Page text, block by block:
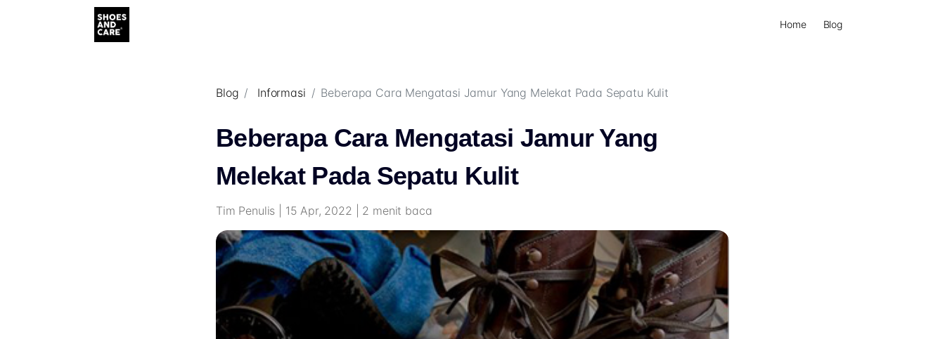
Home Blog
Blog Informasi Beberapa Cara Mengatasi Jamur Yang Melekat Pada Sepatu Kulit
Beberapa Cara Mengatasi Jamur Yang
Melekat Pada Sepatu Kulit
Tim Penulis | 15 Apr, 2022 | 2 menit baca